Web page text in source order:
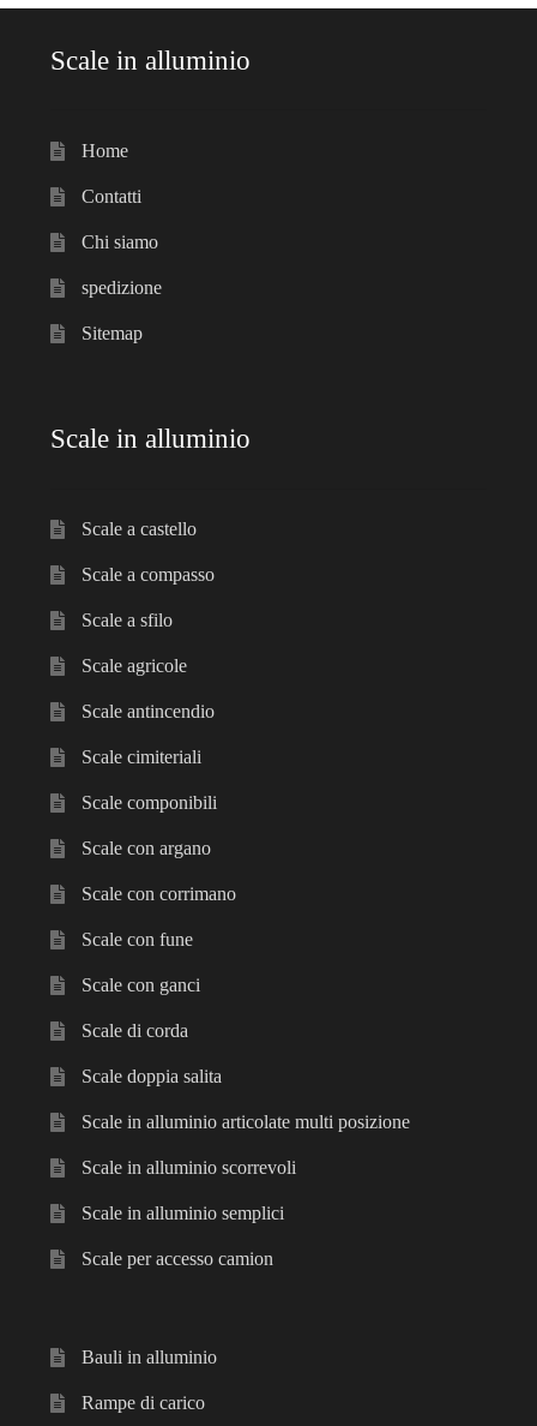
Scale in alluminio
Home
Contatti
Chi siamo
spedizione
Sitemap
Scale in alluminio
Scale a castello
Scale a compasso
Scale a sfilo
Scale agricole
Scale antincendio
Scale cimiteriali
Scale componibili
Scale con argano
Scale con corrimano
Scale con fune
Scale con ganci
Scale di corda
Scale doppia salita
Scale in alluminio articolate multi posizione
Scale in alluminio scorrevoli
Scale in alluminio semplici
Scale per accesso camion
Bauli in alluminio
Rampe di carico